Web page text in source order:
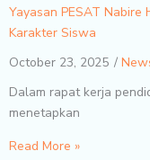
Yayasan PESAT Nabire
Karakter Siswa
October 23, 2025
Dalam rapat kerja
menetapkan
Read More »